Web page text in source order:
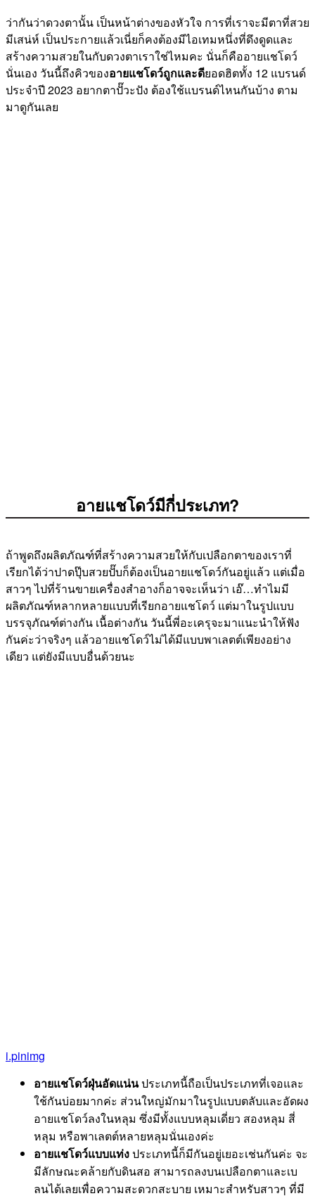
ว่ากันว่าดวงตานั้น เป็นหน้าต่างของหัวใจ การที่เราจะมีตาที่สวย
มีเสน่ห์ เป็นประกายแล้วเนี่ยก็คงต้องมีไอเทมหนึ่งที่ดึงดูดและ
สร้างความสวยในกับดวงตาเราใช่ไหมคะ นั่นก็คืออายแชโดว์
นั่นเอง วันนี้ถึงคิวของอายแชโดว์ถูกและดียอดฮิตทั้ง 12 แบรนด์
ประจำปี 2023 อยากตาปั๊วะปัง ต้องใช้แบรนด์ไหนกันบ้าง ตาม
มาดูกันเลย
อายแชโดว์มีกี่ประเภท?
ถ้าพูดถึงผลิตภัณฑ์ที่สร้างความสวยให้กับเปลือกตาของเราที่
เรียกได้ว่าปาดปุ๊บสวยปั๊บก็ต้องเป็นอายแชโดว์กันอยู่แล้ว แต่เมื่อ
สาวๆ ไปที่ร้านขายเครื่องสำอางก็อาจจะเห็นว่า เอ๊…ทำไมมี
ผลิตภัณฑ์หลากหลายแบบที่เรียกอายแชโดว์ แต่มาในรูปแบบ
บรรจุภัณฑ์ต่างกัน เนื้อต่างกัน วันนี้พี่อะเครุจะมาแนะนำให้ฟัง
กันค่ะว่าจริงๆ แล้วอายแชโดว์ไม่ได้มีแบบพาเลตต์เพียงอย่าง
เดียว แต่ยังมีแบบอื่นด้วยนะ
i.pinimg
อายแชโดว์ฝุ่นอัดแน่นประเภทนี้ถือเป็นประเภทที่เจอและ
ใช้กันบ่อยมากค่ะ ส่วนใหญ่มักมาในรูปแบบตลับและอัดผง
อายแชโดว์ลงในหลุม ซึ่งมีทั้งแบบหลุมเดี่ยว สองหลุม สี่
หลุม หรือพาเลตต์หลายหลุมนั่นเองค่ะ
อายแชโดว์แบบแท่งประเภทนี้ก็มีกันอยู่เยอะเช่นกันค่ะ จะ
มีลักษณะคล้ายกับดินสอ สามารถลงบนเปลือกตาและเบ
ลนได้เลยเพื่อความสะดวกสะบาย เหมาะสำหรับสาวๆ ที่มี